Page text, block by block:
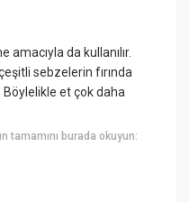
da kullanılır.
sebzelerin fırında
Böylelikle et çok daha
tamamını burada okuyun: